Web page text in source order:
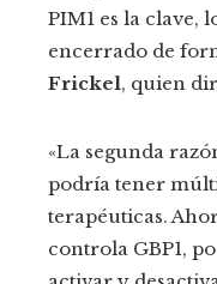
PIM1 es la clave,
encerrado de
Frickel, quien
«La segunda
podría tener
terapéuticas.
controla GBP1,